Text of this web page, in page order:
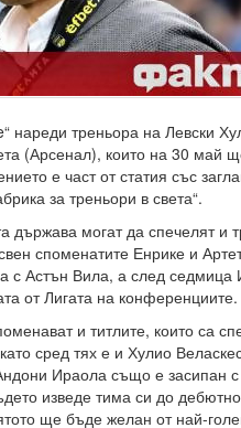
нареди треньора на Левски
(Арсенал), които на 30 май
е част от статия със
за треньори в света“.
държава могат да спечелят и
споменатите Енрике и
с Астън Вила, а след седмица
от Лигата на конференциите.
и титлите, които са
сред тях е и Хулио
Ираола също е засипан с
изведе тима си до
ще бъде желан от най-